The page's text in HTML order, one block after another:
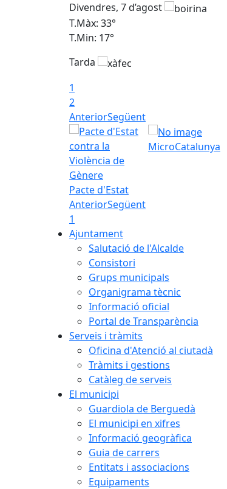
Divendres, 7 d’agost
T.Màx: 33°
T.Min: 17°
Tarda
1
2
AnteriorSegüent
Pacte d'Estat
MicroCatalunya
AnteriorSegüent
1
Ajuntament
Salutació de l'Alcalde
Consistori
Grups municipals
Organigrama tècnic
Informació oficial
Portal de Transparència
Serveis i tràmits
Oficina d'Atenció al ciutadà
Tràmits i gestions
Catàleg de serveis
El municipi
Guardiola de Berguedà
El municipi en xifres
Informació geogràfica
Guia de carrers
Entitats i associacions
Equipaments